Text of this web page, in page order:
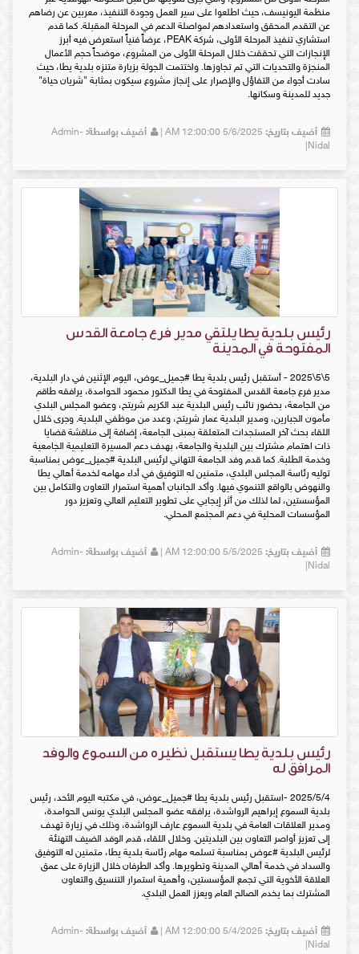
منظمة اليونيسف، حيث اطلعوا على سير العمل وجودة التنفيذ، معربين عن رضاهم
عن التقدم المحقق واستعدادهم لمواصلة الدعم في المرحلة المقبلة. كما قدم
استشاري تنفيذ المرحلة الأولى، شركة PEAK، عرضاً فنياً استعرض فيه أبرز
الإنجازات التي تحققت خلال المرحلة الأولى من المشروع، موضحاً حجم الأعمال
المنجزة والتحديات التي تم تجاوزها. واختتمت الجولة بزيارة متنزه بلدية يطا، حيث
سادت أجواء من التفاؤل والإصرار على إنجاز مشروع سيكون بمثابة "شريان حياة"
جديد للمدينة وسكانها.
أضيف بتاريخ: أضيف بواسطة: Admin-
Nidal|
رئيس بلدية يطا يلتقي مدير فرع جامعة القدس
المفتوحة في المدينة
5\5\2025 - أستقبل رئيس بلدية يطا #جميل_عوض، اليوم الإثنين في دار البلدية،
مدير فرع جامعة القدس المفتوحة في يطا الدكتور محمود الحوامدة، يرافقه طاقم
من الجامعة، بحضور نائب رئيس البلدية عبد الكريم شريتح، وعضو المجلس البلدي
مأمون الجبارين، ومدير البلدية عمار شريتح، وعدد من موظفي البلدية. وجرى خلال
اللقاء بحث آخر المستجدات المتعلقة بمبنى الجامعة، إضافة إلى مناقشة قضايا
ذات اهتمام مشترك بين البلدية والجامعة، بهدف دعم المسيرة التعليمية الجامعية
وخدمة الطلبة. كما قدم وفد الجامعة التهاني لرئيس البلدية #جميل_عوض بمناسبة
توليه رئاسة المجلس البلدي، متمنين له التوفيق في أداء مهامه لخدمة أهالي يطا
والنهوض بالواقع التنموي فيها. وأكد الجانبان أهمية استمرار التعاون والتكامل بين
المؤسستين، لما لذلك من أثر إيجابي على تطوير التعليم العالي وتعزيز دور
المؤسسات المحلية في دعم المجتمع المحلي.
أضيف بتاريخ: أضيف بواسطة: Admin-
Nidal|
رئيس بلدية يطا يستقبل نظيره من السموع والوفد
المرافق له
2025/5/4 -استقبل رئيس بلدية يطا #جميل_عوض، في مكتبه اليوم الأحد، رئيس
بلدية السموع إبراهيم الرواشدة، يرافقه عضو المجلس البلدي يونس الحوامدة،
ومدير العلاقات العامة في بلدية السموع عارف الرواشدة، وذلك في زيارة تهدف
إلى تعزيز أواصر التعاون بين البلديتين. وخلال اللقاء، قدم الوفد الضيف التهنئة
لرئيس البلدية #عوض بمناسبة تسلمه مهام رئاسة بلدية يطا، متمنين له التوفيق
والسداد في خدمة أهالي المدينة وتطويرها. وأكد الطرفان خلال الزيارة على عمق
العلاقة الأخوية التي تجمع المؤسستين، وأهمية استمرار التنسيق والتعاون
المشترك بما يخدم الصالح العام ويعزز العمل البلدي.
أضيف بتاريخ: أضيف بواسطة: Admin-
Nidal|